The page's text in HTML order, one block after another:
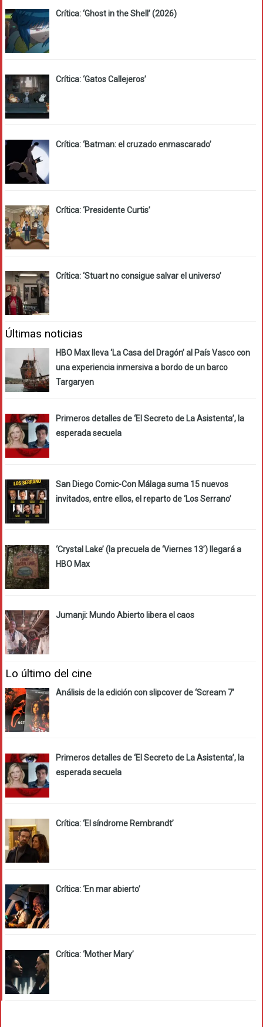
Crítica: ‘Ghost in the Shell’ (2026)
Crítica: ‘Gatos Callejeros’
Crítica: ‘Batman: el cruzado enmascarado’
Crítica: ‘Presidente Curtis’
Crítica: ‘Stuart no consigue salvar el universo’
Últimas noticias
HBO Max lleva ‘La Casa del Dragón’ al País Vasco con
una experiencia inmersiva a bordo de un barco
Targaryen
Primeros detalles de ‘El Secreto de La Asistenta’, la
esperada secuela
San Diego Comic-Con Málaga suma 15 nuevos
invitados, entre ellos, el reparto de ‘Los Serrano’
‘Crystal Lake’ (la precuela de ‘Viernes 13’) llegará a
HBO Max
Jumanji: Mundo Abierto libera el caos
Lo último del cine
Análisis de la edición con slipcover de ‘Scream 7’
Primeros detalles de ‘El Secreto de La Asistenta’, la
esperada secuela
Crítica: ‘El síndrome Rembrandt’
Crítica: ‘En mar abierto’
Crítica: ‘Mother Mary’